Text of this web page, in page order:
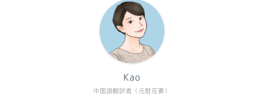
中国語翻訳者（元駐在妻）
Kao